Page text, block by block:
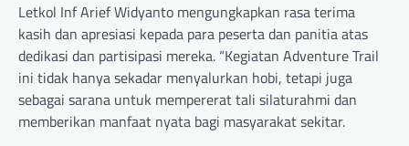
Letkol Inf Arief Widyanto mengungkapkan rasa terima
kasih dan apresiasi kepada para peserta dan panitia atas
dedikasi dan partisipasi mereka. “Kegiatan Adventure Trail
ini tidak hanya sekadar menyalurkan hobi, tetapi juga
sebagai sarana untuk mempererat tali silaturahmi dan
memberikan manfaat nyata bagi masyarakat sekitar.